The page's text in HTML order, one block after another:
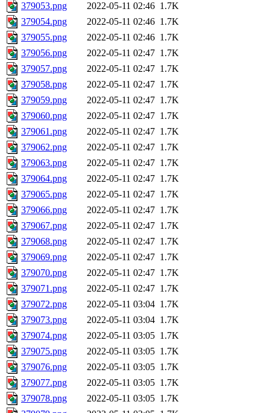
379053.png
2022-05-11 02:46 1.7K
379054.png
2022-05-11 02:46 1.7K
379055.png
2022-05-11 02:46 1.7K
379056.png
2022-05-11 02:47 1.7K
379057.png
2022-05-11 02:47 1.7K
379058.png
2022-05-11 02:47 1.7K
379059.png
2022-05-11 02:47 1.7K
379060.png
2022-05-11 02:47 1.7K
379061.png
2022-05-11 02:47 1.7K
379062.png
2022-05-11 02:47 1.7K
379063.png
2022-05-11 02:47 1.7K
379064.png
2022-05-11 02:47 1.7K
379065.png
2022-05-11 02:47 1.7K
379066.png
2022-05-11 02:47 1.7K
379067.png
2022-05-11 02:47 1.7K
379068.png
2022-05-11 02:47 1.7K
379069.png
2022-05-11 02:47 1.7K
379070.png
2022-05-11 02:47 1.7K
379071.png
2022-05-11 02:47 1.7K
379072.png
2022-05-11 03:04 1.7K
379073.png
2022-05-11 03:04 1.7K
379074.png
2022-05-11 03:05 1.7K
379075.png
2022-05-11 03:05 1.7K
379076.png
2022-05-11 03:05 1.7K
379077.png
2022-05-11 03:05 1.7K
379078.png
2022-05-11 03:05 1.7K